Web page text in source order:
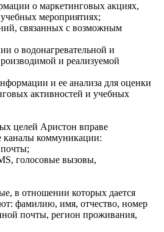
о маркетинговых акциях,
мероприятиях;
связанных с возможным
о водонагревательной и
и реализуемой
и ее анализа для оценки
активностей и учебных
целей Аристон вправе
каналы коммуникации:
почты;
голосовые вызовы,
в отношении которых дается
фамилию, имя, отчество, номер
почты, регион проживания,